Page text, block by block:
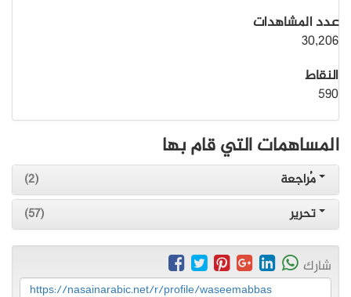
عدد المشاهدات
30,206
النقاط
590
المساهمات التي قام بها
مُراجعة
(2)
تحرير
(57)
شارك
https://nasainarabic.net/r/profile/waseemabbas